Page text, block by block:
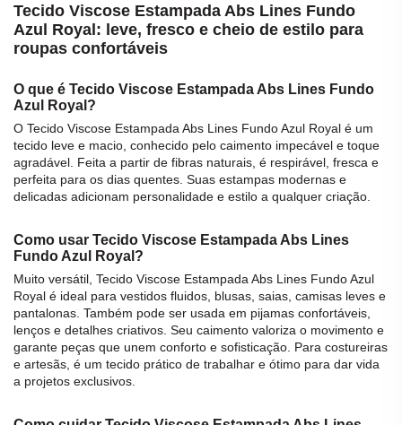
Tecido Viscose Estampada Abs Lines Fundo
Azul Royal: leve, fresco e cheio de estilo para
roupas confortáveis
O que é Tecido Viscose Estampada Abs Lines Fundo
Azul Royal?
O Tecido Viscose Estampada Abs Lines Fundo Azul Royal é um
tecido leve e macio, conhecido pelo caimento impecável e toque
agradável. Feita a partir de fibras naturais, é respirável, fresca e
perfeita para os dias quentes. Suas estampas modernas e
delicadas adicionam personalidade e estilo a qualquer criação.
Como usar Tecido Viscose Estampada Abs Lines
Fundo Azul Royal?
Muito versátil, Tecido Viscose Estampada Abs Lines Fundo Azul
Royal é ideal para vestidos fluidos, blusas, saias, camisas leves e
pantalonas. Também pode ser usada em pijamas confortáveis,
lenços e detalhes criativos. Seu caimento valoriza o movimento e
garante peças que unem conforto e sofisticação. Para costureiras
e artesãs, é um tecido prático de trabalhar e ótimo para dar vida
a projetos exclusivos.